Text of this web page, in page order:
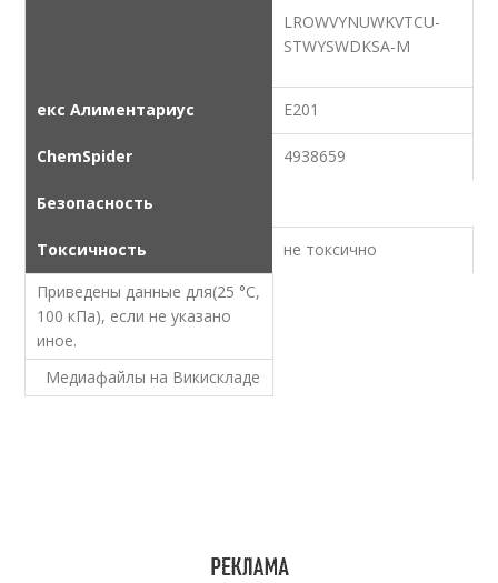
LROWVYNUWKVTCU-
STWYSWDKSA-M
екс Алиментариус E201
ChemSpider 4938659
Безопасность
Токсичность
не токсично
Приведены данные для(25 °C,
100 кПа), если не указано
иное.
Медиафайлы на Викискладе